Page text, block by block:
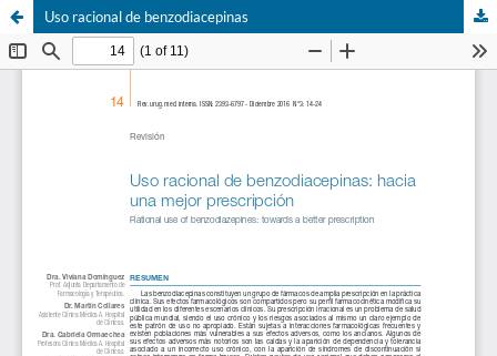
Uso racional de benzodiacepinas